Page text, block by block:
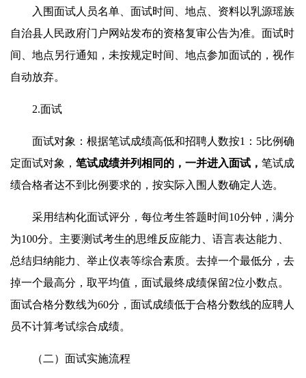
入围面试人员名单、面试时间、地点、资料以乳源瑶族
自治县人民政府门户网站发布的资格复审公告为准。面试时
间、地点另行通知，未按规定时间、地点参加面试的，视作
自动放弃。
2.面试
面试对象：根据笔试成绩高低和招聘人数按1：5比例确
定面试对象， 笔试成绩并列相同的，一并进入面试， 笔试成
绩合格者达不到比例要求的，按实际入围人数确定人选。
采用结构化面试评分，每位考生答题时间10分钟，满分
为100分。主要测试考生的思维反应能力、语言表达能力、
总结归纳能力、举止仪表等综合素质。去掉一个最低分，去
掉一个最高分，取平均值，面试最终成绩保留2位小数点。
面试合格分数线为60分，面试成绩低于合格分数线的应聘人
员不计算考试综合成绩。
（二）面试实施流程